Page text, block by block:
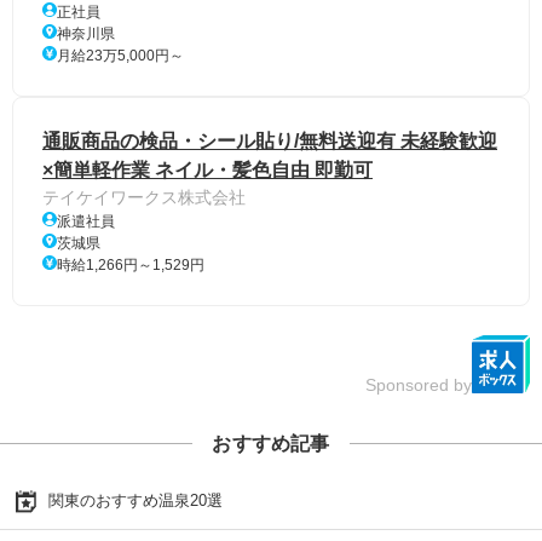
正社員
神奈川県
月給23万5,000円～
通販商品の検品・シール貼り/無料送迎有 未経験歓迎
×簡単軽作業 ネイル・髪色自由 即勤可
テイケイワークス株式会社
派遣社員
茨城県
時給1,266円～1,529円
Sponsored by
おすすめ記事
関東のおすすめ温泉20選